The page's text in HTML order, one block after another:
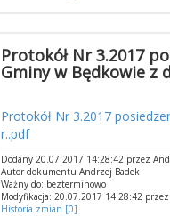
Protokół Nr 3.2017
Gminy w Będkowie z
Protokół Nr 3.2017
r..pdf
Dodany 20.07.2017 14:28:42 przez
Autor dokumentu Andrzej Badek
Ważny do: bezterminowo
Modyfikacja: 20.07.2017 14:28:42 przez
Historia zmian [0]